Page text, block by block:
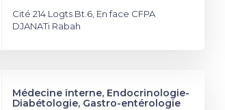
Cité 214 Logts Bt.6, En face CFPA
DJANATi Rabah
Médecine interne, Endocrinologie-
Diabétologie, Gastro-entérologie